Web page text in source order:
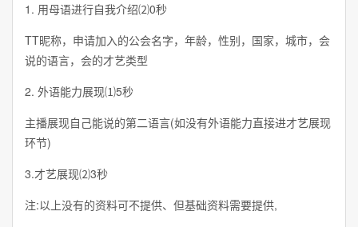
1. 用母语进行自我介绍⑵0秒
TT昵称，申请加入的公会名字，年龄，性别，国家，城市，会
说的语言，会的才艺类型
2. 外语能力展现⑴5秒
主播展现自己能说的第二语言(如没有外语能力直接进才艺展现
环节)
3.才艺展现⑵3秒
注:以上没有的资料可不提供、但基础资料需要提供,